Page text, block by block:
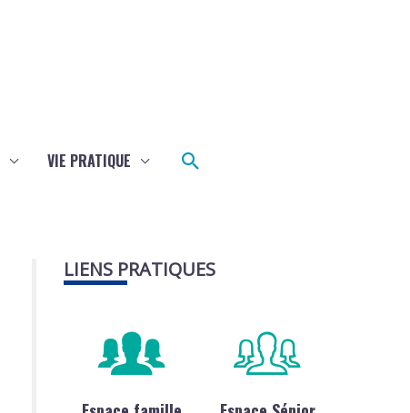
VIE PRATIQUE Rechercher
LIENS PRATIQUES